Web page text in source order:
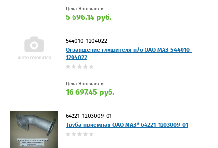
Цена Ярославль:
5 696.14 руб.
544010-1204022
Ограждение глушителя н/о ОАО МАЗ 544010-
1204022
Цена Ярославль:
16 697.45 руб.
64221-1203009-01
Труба приемная ОАО МАЗ* 64221-1203009-01